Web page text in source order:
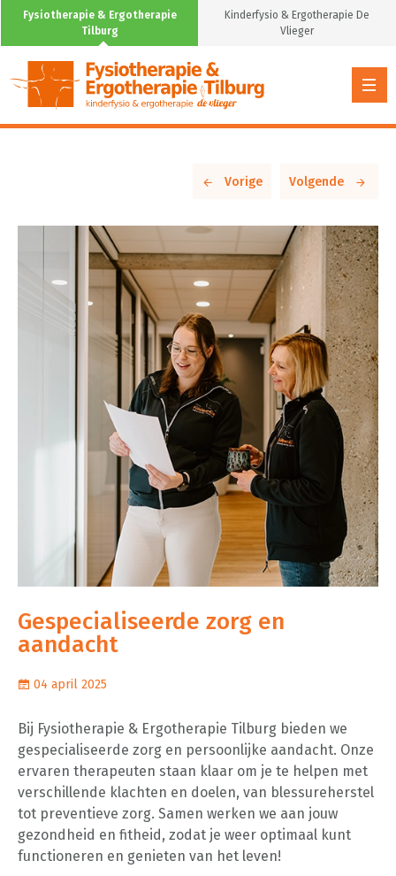
Fysiotherapie & Ergotherapie
Tilburg
Kinderfysio & Ergotherapie De
Vlieger
Vorige Volgende
Gespecialiseerde zorg en
aandacht
04 april 2025
Bij Fysiotherapie & Ergotherapie Tilburg bieden we
gespecialiseerde zorg en persoonlijke aandacht. Onze
ervaren therapeuten staan klaar om je te helpen met
verschillende klachten en doelen, van blessureherstel
tot preventieve zorg. Samen werken we aan jouw
gezondheid en fitheid, zodat je weer optimaal kunt
functioneren en genieten van het leven!